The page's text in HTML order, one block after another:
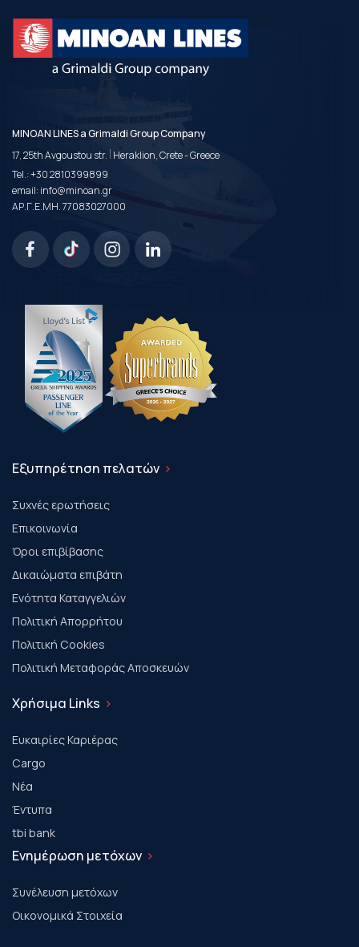
MINOAN LINES a Grimaldi Group Company
17, 25th Avgoustou str. | Heraklion, Crete - Greece
Tel.:+30 2810399899
email:info@minoan.gr
ΑΡ.Γ.Ε.ΜΗ. 77083027000
Εξυπηρέτηση πελατών
Συχνές ερωτήσεις
Επικοινωνία
Όροι επιβίβασης
Δικαιώματα επιβάτη
Ενότητα Καταγγελιών
Πολιτική Απορρήτου
Πολιτική Cookies
Πολιτική Μεταφοράς Αποσκευών
Χρήσιμα Links
Ευκαιρίες Καριέρας
Cargo
Νέα
Έντυπα
tbi bank
Ενημέρωση μετόχων
Συνέλευση μετόχων
Οικονομικά Στοιχεία